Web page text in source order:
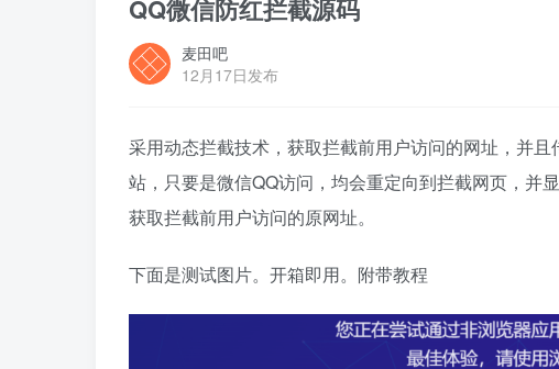
QQ微信防红拦截源码
麦田吧
12月17日发布
采用动态拦截技术，获取拦截前用户访问的网址，并
站，只要是微信QQ访问，均会重定向到拦截网页，并
获取拦截前用户访问的原网址。
下面是测试图片。开箱即用。附带教程